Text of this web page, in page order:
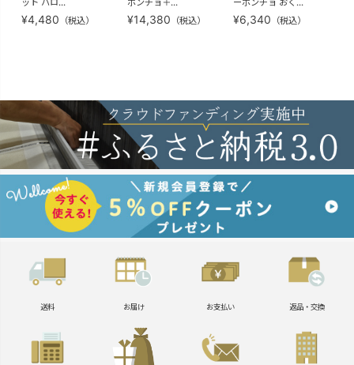
¥4,480 （税込） ¥14,380 （税込） ¥6,340 （税込）
送料 お届け お支払い 返品・交換